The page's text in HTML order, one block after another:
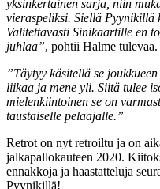
yksinkertainen sarja, niin
vieraspeliksi. Siellä Pyynikillä
Valitettavasti Sinikaartille en
juhlaa”, pohtii Halme tulevaa.
”Täytyy käsitellä se
liikaa ja mene yli. Siitä tulee
mielenkiintoinen se on
taustaiselle pelaajalle.”
Retrot on nyt retroiltu ja on
jalkapallokauteen 2020.
ennakkoja ja haastatteluja
Pyynikillä!